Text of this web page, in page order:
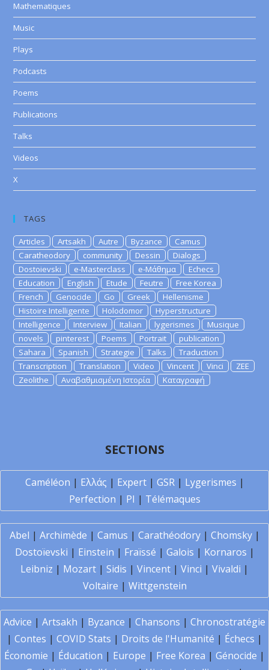
Mathematiques
Music
Plays
Podcasts
Poems
Publications
Talks
Videos
X
TAGS
Articles Artsakh Autre Byzance
Camus
Caratheodory
community Dessin
Dialogs
Dostoievski
e-Masterclass e-Μάθημα
Echecs
Education
English Etude Feutre
Free Korea
French
Genocide Go Greek
Hellenisme
Histoire Intelligente
Holodomor
Hyperstructure
Intelligence
Interview Italian lygerismes
Musique
novels
pinterest Poems Portrait
publication
Sahara
Spanish Strategie Talks
Traduction
Transcription
Translation Video Vincent Vinci
ZEE
Zeolithe
Αναβαθμισμένη Ιστορία Καταγραφή
SECTIONS
Caméléon | Ελλάς | Expert| GSR| Lygerismes |
Perfection | PI | Télémaques
Abel | Archimède | Camus | Carathéodory| Chomsky|
Dostoïevski | Einstein | Fraïssé | Galois | Kornaros |
Leibniz | Mozart | Sidis | Vincent | Vinci | Vivaldi |
Voltaire | Wittgenstein
Advice | Artsakh | Byzance | Chansons | Chronostratégie
| Contes | COVID Stats | Droits de l'Humanité | Échecs |
Économie | Éducation | Europe | Free Korea | Génocide |